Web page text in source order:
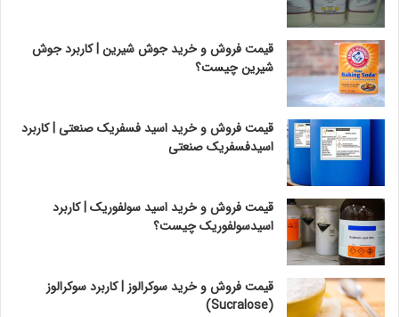
قیمت فروش و خرید جوش شیرین | کاربرد جوش
شیرین چیست؟
قیمت فروش و خرید اسید فسفریک صنعتی | کاربرد
اسیدفسفریک صنعتی
قیمت فروش و خرید اسید سولفوریک | کاربرد
اسیدسولفوریک چیست؟
قیمت فروش و خرید سوکرالوز | کاربرد سوکرالوز
(Sucralose)